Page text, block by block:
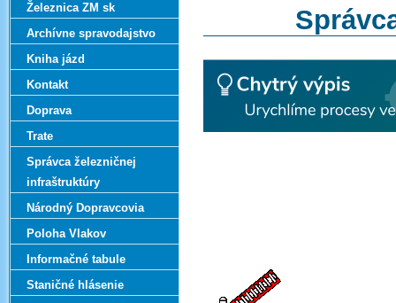
Železnica ZM sk
Archívne spravodajstvo
Kniha jázd
Kontakt
Doprava
Trate
Správca železničnej
infraštruktúry
Národný Dopravcovia
Poloha Vlakov
Informačné tabule
Staničné hlásenie